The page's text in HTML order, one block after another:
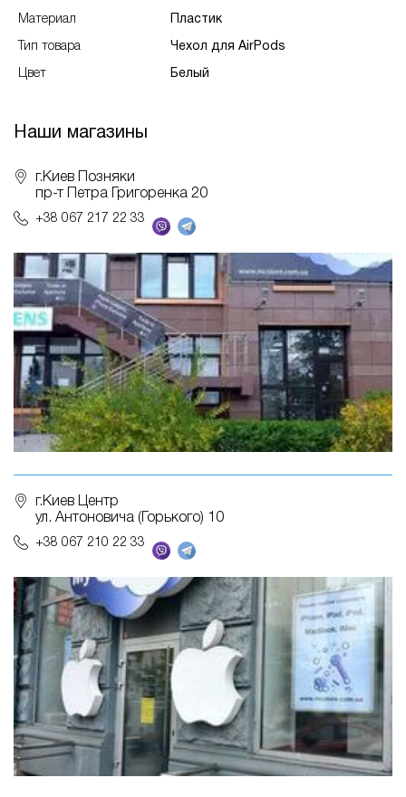
Материал Пластик
Тип товара Чехол для AirPods
Цвет Белый
Наши магазины
г.Киев Позняки
пр-т Петра Григоренка 20
+38 067 217 22 33
г.Киев Центр
ул. Антоновича (Горького) 10
+38 067 210 22 33